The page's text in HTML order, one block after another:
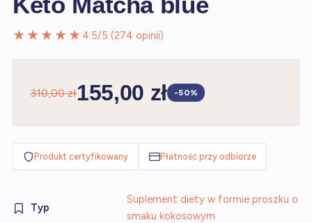
★★★★★ 4.5/5 (274 opinii)
310,00 zł155,00 zł -50%
Produkt certyfikowany Płatność przy odbiorze
Typ
Suplement diety w formie proszku o
smaku kokosowym